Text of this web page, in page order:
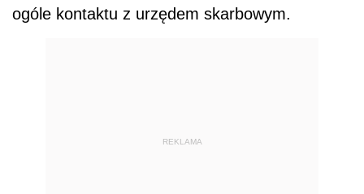
ogóle kontaktu z urzędem skarbowym.
REKLAMA